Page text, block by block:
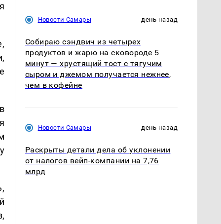
Новости Самары день назад
Собираю сэндвич из четырех
продуктов и жарю на сковороде 5
минут — хрустящий тост с тягучим
сыром и джемом получается нежнее,
чем в кофейне
Новости Самары день назад
Раскрыты детали дела об уклонении
от налогов вейп-компании на 7,76
млрд